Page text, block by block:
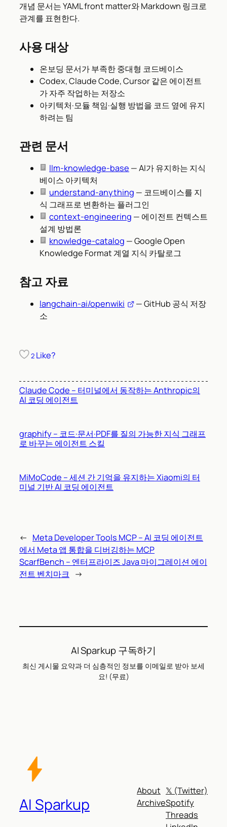
개념 문서는 YAML front matter와 Markdown 링크로
관계를 표현한다.
사용 대상
온보딩 문서가 부족한 중대형 코드베이스
Codex, Claude Code, Cursor 같은 에이전트
가 자주 작업하는 저장소
아키텍처·모듈 책임·실행 방법을 코드 옆에 유지
하려는 팀
관련 문서
llm-knowledge-base — AI가 유지하는 지식
베이스 아키텍처
understand-anything — 코드베이스를 지
식 그래프로 변환하는 플러그인
context-engineering — 에이전트 컨텍스트
설계 방법론
knowledge-catalog — Google Open
Knowledge Format 계열 지식 카탈로그
참고 자료
langchain-ai/openwiki
— GitHub 공식 저장
소
2 Like?
Claude Code – 터미널에서 동작하는 Anthropic의
AI 코딩 에이전트
graphify – 코드·문서·PDF를 질의 가능한 지식 그래프
로 바꾸는 에이전트 스킬
MiMoCode – 세션 간 기억을 유지하는 Xiaomi의 터
미널 기반 AI 코딩 에이전트
← Meta Developer Tools MCP – AI 코딩 에이전트
에서 Meta 앱 통합을 디버깅하는 MCP
ScarfBench – 엔터프라이즈 Java 마이그레이션 에이
전트 벤치마크 →
AI Sparkup 구독하기
최신 게시물 요약과 더 심층적인 정보를 이메일로 받아 보세
요! (무료)
AI Sparkup
About
Archive
𝕏 (Twitter)
Spotify
Threads